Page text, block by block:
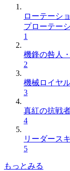
ローテーシ
プローテー
1
機鋒の咎人
2
機械ロイヤ
3
真紅の抗戦
4
リーダース
5
もっとみる